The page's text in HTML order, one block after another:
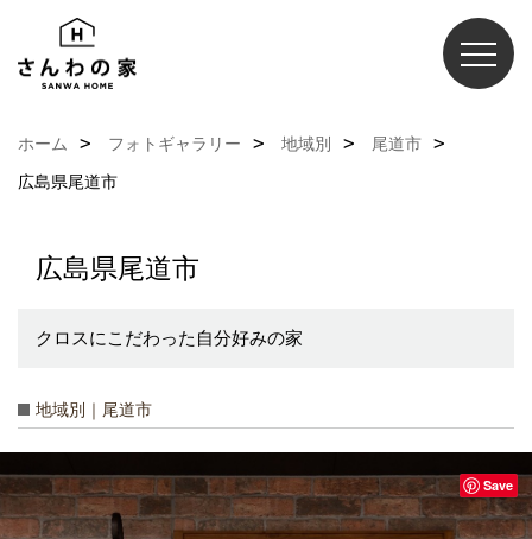
ホーム フォトギャラリー 地域別
尾道市
広島県尾道市
広島県尾道市
クロスにこだわった自分好みの家
地域別｜尾道市
Save